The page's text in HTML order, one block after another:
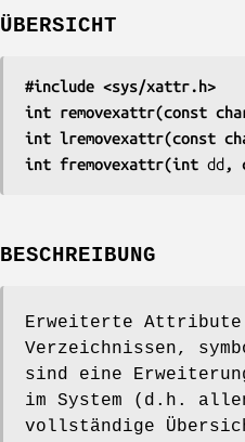
ÜBERSICHT
#include <sys/xattr.h>
int removexattr(const
int lremovexattr(const
int fremovexattr(int dd ,
BESCHREIBUNG
Erweiterte
Verzeichnissen,
sind eine
im System (d.h.
vollständige